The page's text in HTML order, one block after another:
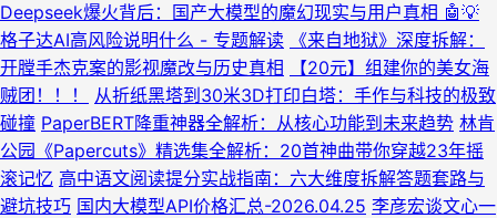
Deepseek爆火背后：国产大模型的魔幻现实与用户真相 🤖💡
格子达AI高风险说明什么 - 专题解读
《来自地狱》深度拆解：
开膛手杰克案的影视魔改与历史真相
【20元】组建你的美女海
贼团！！！
从折纸黑塔到30米3D打印白塔：手作与科技的极致
碰撞 PaperBERT降重神器全解析：从核心功能到未来趋势 林肯
公园《Papercuts》精选集全解析：20首神曲带你穿越23年摇
滚记忆 高中语文阅读提分实战指南：六大维度拆解答题套路与
避坑技巧 国内大模型API价格汇总-2026.04.25 李彦宏谈文心一